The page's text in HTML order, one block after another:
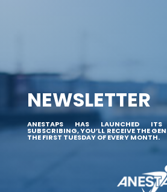
NEWSLETTER
ANESTAPS HAS LAUNCHED ITS
SUBSCRIBING, YOU’LL RECEIVE THE
THE FIRST TUESDAY OF EVERY MONTH.